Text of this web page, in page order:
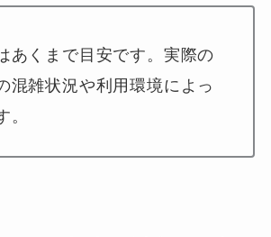
あくまで目安です。実際の
混雑状況や利用環境によっ
。